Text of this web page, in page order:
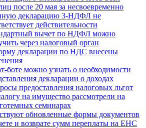
после 20 мая за несвоевременно
декларацию 3-НДФЛ не
действительности
вычет по НДФЛ можно
через налоговый орган
декларации по НДС внесены
боте можно узнать о необходимости
декларации о доходах
предоставления налоговых льгот
на имущество рассмотрели на
семинарах
обновленные формы документов
и возврате сумм переплаты на ЕНС